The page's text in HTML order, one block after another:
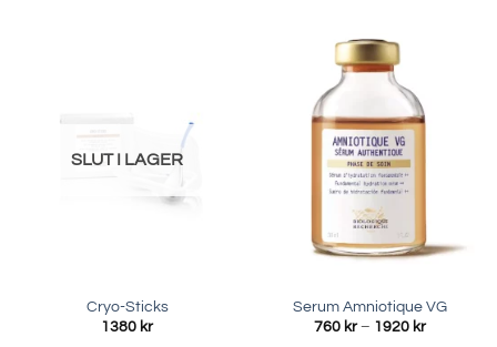
SLUT I LAGER
Cryo-Sticks
1380 kr
Serum Amniotique VG
760 kr – 1920 kr